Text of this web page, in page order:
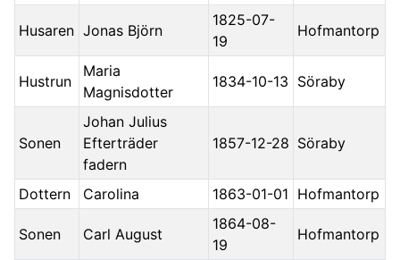
Husaren Jonas Björn
1825-07-
19
Hofmantorp
Hustrun
Maria
Magnisdotter
1834-10-13 Söraby
Sonen
Johan Julius
Efterträder
fadern
1857-12-28 Söraby
Dottern Carolina 1863-01-01 Hofmantorp
Sonen Carl August
1864-08-
19
Hofmantorp